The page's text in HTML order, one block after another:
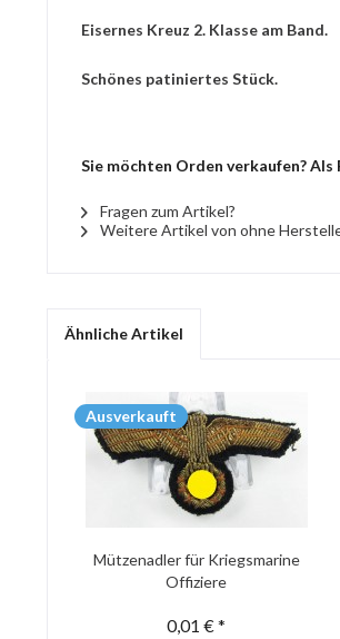
Eisernes Kreuz 2. Klasse am Band.
Schönes patiniertes Stück.
Sie möchten Orden verkaufen?
Fragen zum Artikel?
Weitere Artikel von ohne
Ähnliche Artikel
Ausverkauft
Mützenadler für Kriegsmarine
Offiziere
0,01 € *